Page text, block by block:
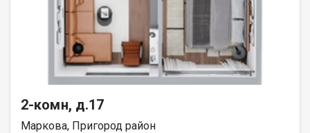
2-комн, д.17
Маркова, Пригород район